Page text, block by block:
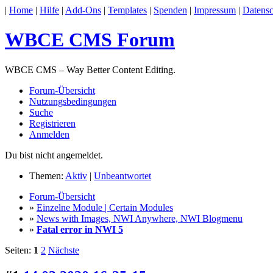
| Home | Hilfe | Add-Ons | Templates | Spenden | Impressum |
WBCE CMS Forum
WBCE CMS – Way Better Content Editing.
Forum-Übersicht
Nutzungsbedingungen
Suche
Registrieren
Anmelden
Du bist nicht angemeldet.
Themen: Aktiv | Unbeantwortet
Forum-Übersicht
» Einzelne Module | Certain Modules
» News with Images, NWI Anywhere, NWI Blogmenu
» Fatal error in NWI 5
Seiten: 1 2 Nächste